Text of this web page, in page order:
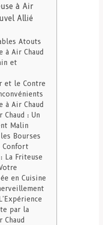
à Air
Allié
Atouts
à Air Chaud
et
et le Contre
à Air Chaud
Chaud : Un
Malin
Bourses
Confort
La Friteuse
en Cuisine
par la
Chaud